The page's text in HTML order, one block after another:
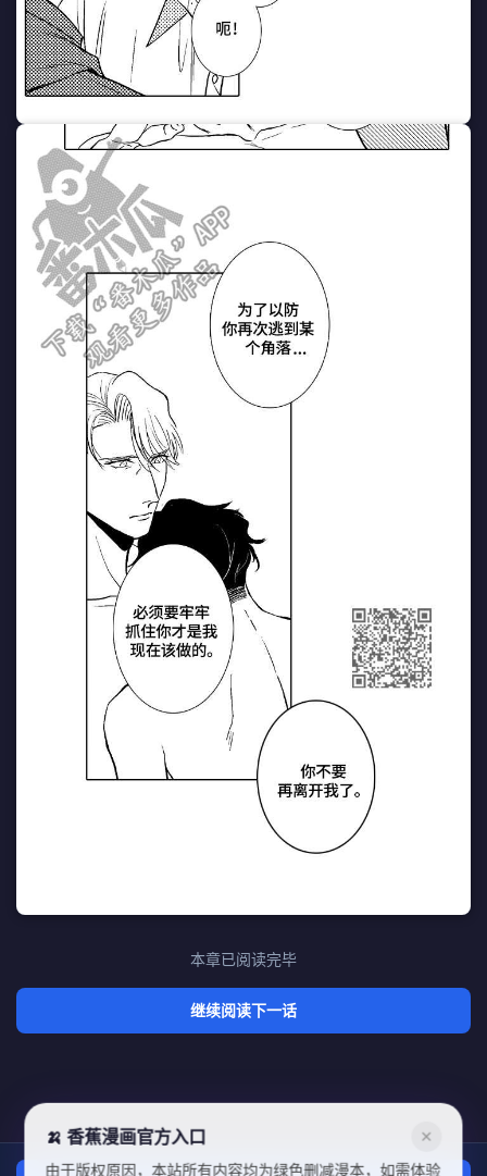
本章已阅读完毕
继续阅读下一话
🍌 香蕉漫画官方入口 ✕
由于版权原因，本站所有内容均为绿色删减漫本，如需体验